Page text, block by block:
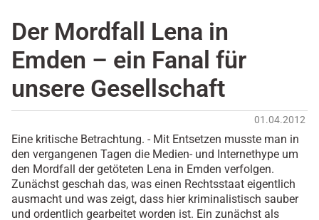
Der Mordfall Lena in
Emden – ein Fanal für
unsere Gesellschaft
01.04.2012
Eine kritische Betrachtung. - Mit Entsetzen musste man in
den vergangenen Tagen die Medien- und Internethype um
den Mordfall der getöteten Lena in Emden verfolgen.
Zunächst geschah das, was einen Rechtsstaat eigentlich
ausmacht und was zeigt, dass hier kriminalistisch sauber
und ordentlich gearbeitet worden ist. Ein zunächst als